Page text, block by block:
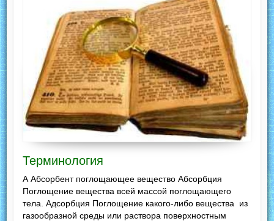
Терминология
А Абсорбент поглощающее вещество Абсорбция
Поглощение вещества всей массой поглощающего
тела. Адсорбция Поглощение какого-либо вещества из
газообразной среды или раствора поверхностным